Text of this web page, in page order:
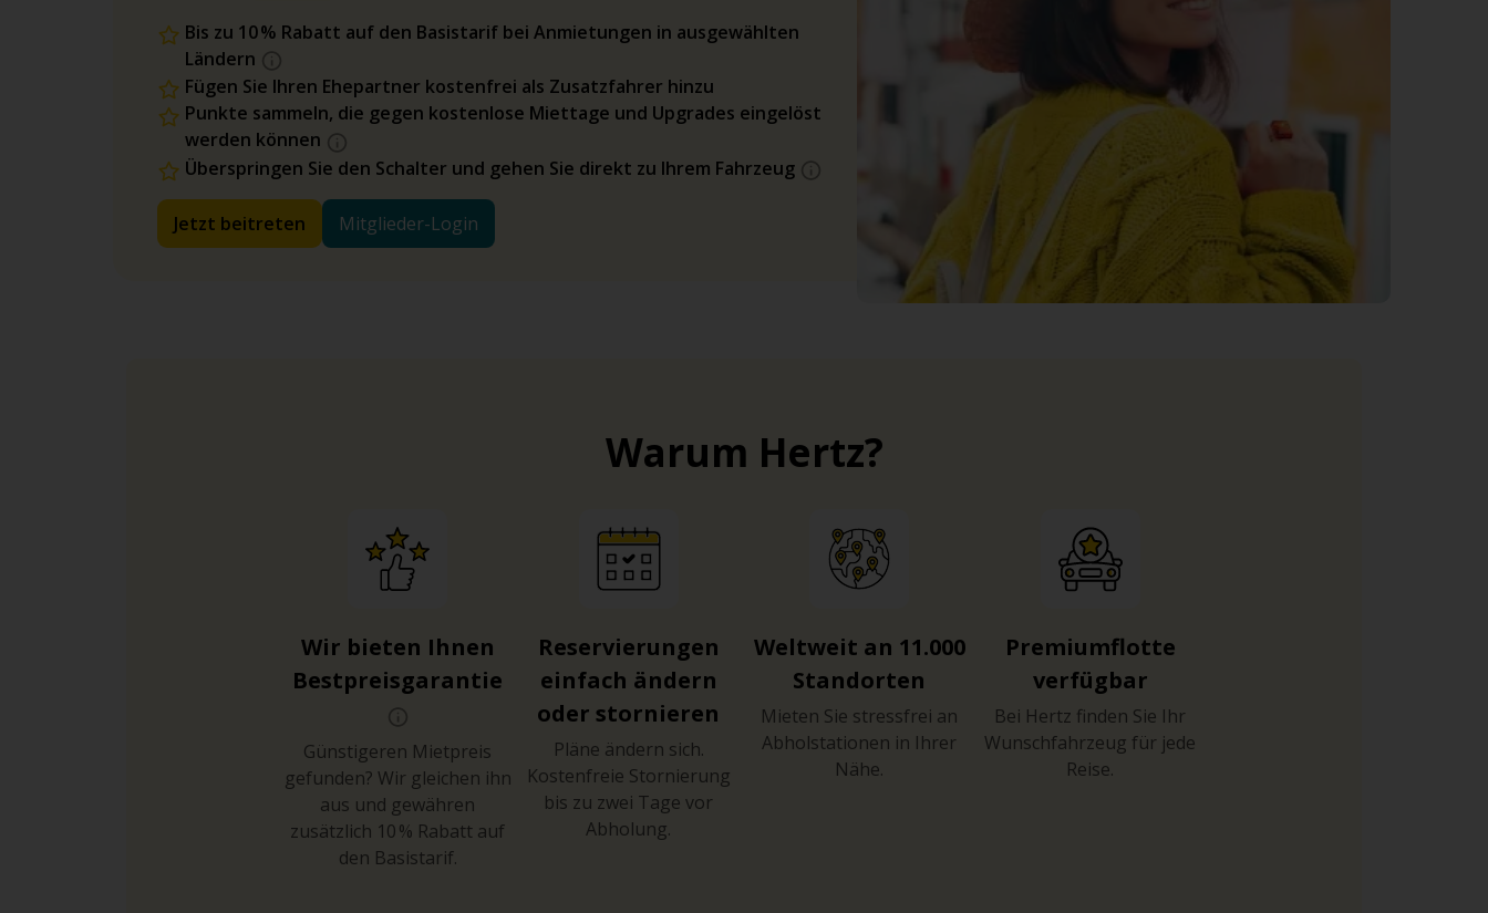
Bis zu 10 % Rabatt auf den Basistarif bei Anmietungen in ausgewählten
Ländern
Fügen Sie Ihren Ehepartner kostenfrei als Zusatzfahrer hinzu
Punkte sammeln, die gegen kostenlose Miettage und Upgrades eingelöst
werden können
Überspringen Sie den Schalter und gehen Sie direkt zu Ihrem Fahrzeug
Jetzt beitreten Mitglieder-Login
Warum Hertz?
Wir bieten Ihnen
Bestpreisgarantie
Günstigeren Mietpreis
gefunden? Wir gleichen ihn
aus und gewähren
zusätzlich 10 % Rabatt auf
den Basistarif.
Reservierungen
einfach ändern
oder stornieren
Pläne ändern sich.
Kostenfreie Stornierung
bis zu zwei Tage vor
Abholung.
Weltweit an 11.000
Standorten
Mieten Sie stressfrei an
Abholstationen in Ihrer
Nähe.
Premiumflotte
verfügbar
Bei Hertz finden Sie Ihr
Wunschfahrzeug für jede
Reise.